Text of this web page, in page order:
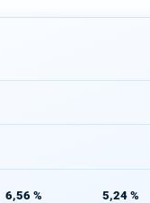
6,56 % 5,24 %